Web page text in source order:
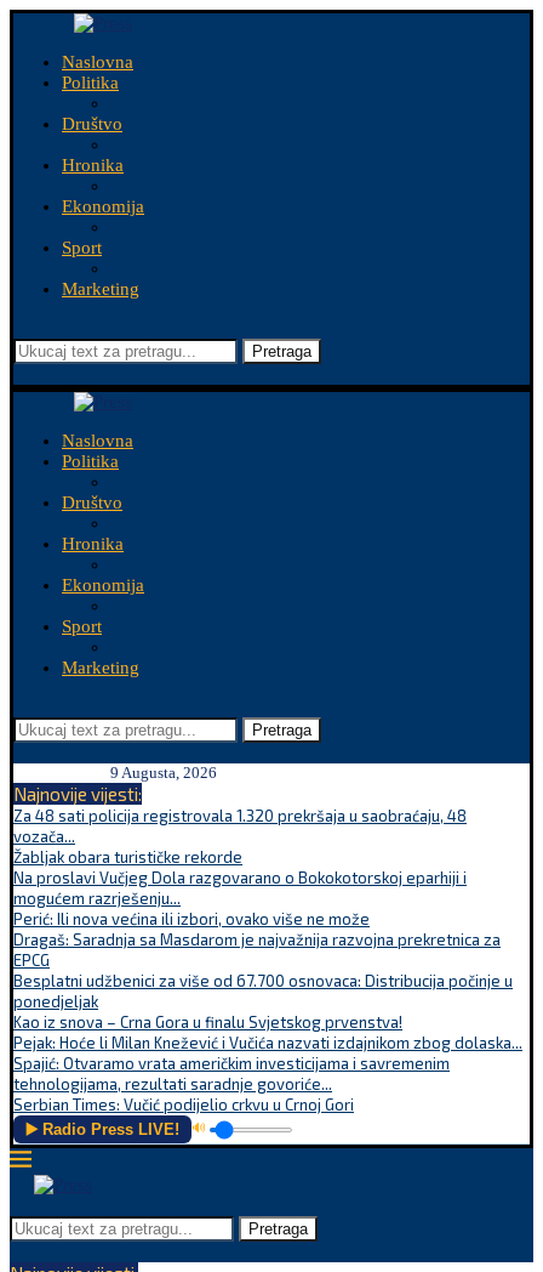
Naslovna
Politika
Društvo
Hronika
Ekonomija
Sport
Marketing
Pretraga
Naslovna
Politika
Društvo
Hronika
Ekonomija
Sport
Marketing
Pretraga
9 Augusta, 2026
Najnovije vijesti:
Za 48 sati policija registrovala 1.320 prekršaja u saobraćaju, 48
vozača...
Žabljak obara turističke rekorde
Na proslavi Vučjeg Dola razgovarano o Bokokotorskoj eparhiji i
mogućem razrješenju...
Perić: Ili nova većina ili izbori, ovako više ne može
Dragaš: Saradnja sa Masdarom je najvažnija razvojna prekretnica za
EPCG
Besplatni udžbenici za više od 67.700 osnovaca: Distribucija počinje u
ponedjeljak
Kao iz snova – Crna Gora u finalu Svjetskog prvenstva!
Pejak: Hoće li Milan Knežević i Vučića nazvati izdajnikom zbog dolaska...
Spajić: Otvaramo vrata američkim investicijama i savremenim
tehnologijama, rezultati saradnje govoriće...
Serbian Times: Vučić podijelio crkvu u Crnoj Gori
▶️ Radio Press LIVE! 🔊
Pretraga